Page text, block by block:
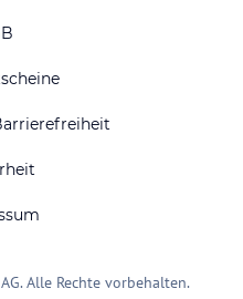
Alle Rechte vorbehalten.